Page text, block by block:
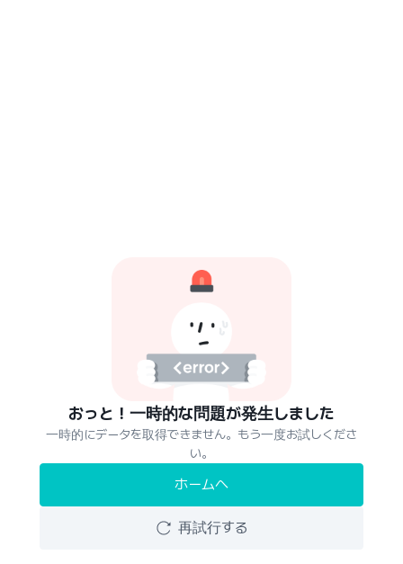
おっと！一時的な問題が発生しました
一時的にデータを取得できません。もう一度お試しくださ
い。
ホームへ
再試行する